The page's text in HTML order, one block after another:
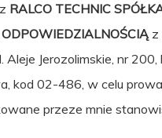
RALCO TECHNIC
z
Jerozolimskie, nr 200,
kod 02-486, w celu
przeze mnie